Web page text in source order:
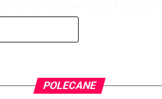
301 funtów.
wysokości aż 900 funtów może
POLECANE